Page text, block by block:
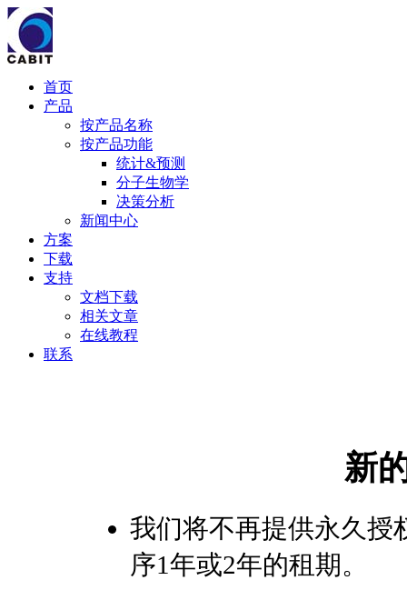
首页
产品
按产品名称
按产品功能
统计&预测
分子生物学
决策分析
新闻中心
方案
下载
支持
文档下载
相关文章
在线教程
联系
新
我们将不再提供永久授
序1年或2年的租期。